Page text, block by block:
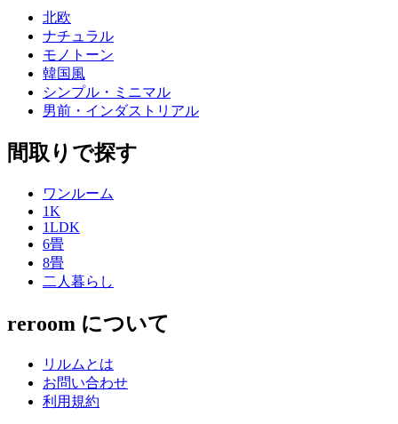
北欧
ナチュラル
モノトーン
韓国風
シンプル・ミニマル
男前・インダストリアル
間取りで探す
ワンルーム
1K
1LDK
6畳
8畳
二人暮らし
reroom について
リルムとは
お問い合わせ
利用規約